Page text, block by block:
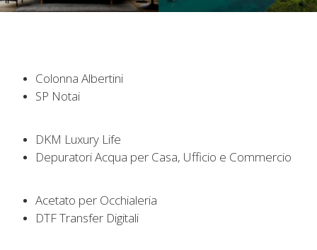
Colonna Albertini
SP Notai
DKM Luxury Life
Depuratori Acqua per Casa, Ufficio e Commercio
Acetato per Occhialeria
DTF Transfer Digitali